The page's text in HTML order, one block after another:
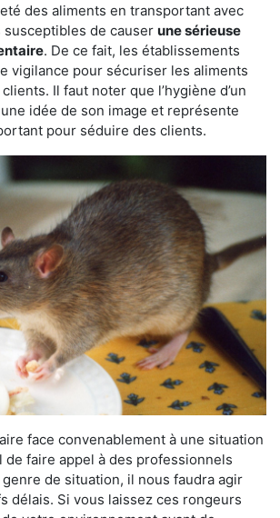
des aliments en transportant avec
de causer une sérieuse
. De ce fait, les établissements
vigilance pour sécuriser les aliments
Il faut noter que l’hygiène d’un
idée de son image et représente
pour séduire des clients.
face convenablement à une situation
de faire appel à des professionnels
de situation, il nous faudra agir
délais. Si vous laissez ces rongeurs